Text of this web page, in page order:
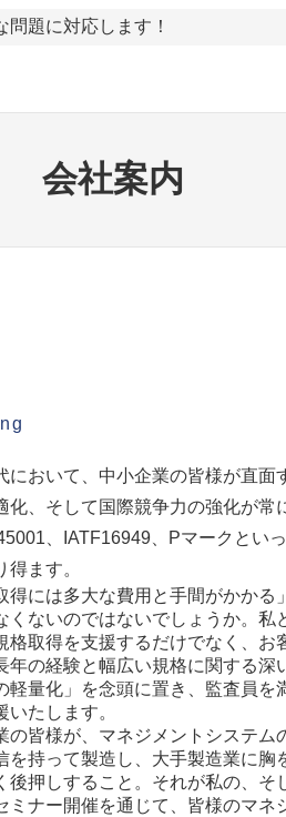
題に対応します！
会社案内
において、中小企業の皆様が直
化、そして国際競争力の強化が
、IATF16949、Pマークとい
ます。
得には多大な費用と手間がかか
くないのではないでしょうか。私
格取得を支援するだけでなく、
年の経験と幅広い規格に関する深
軽量化」を念頭に置き、監査員
いたします。
の皆様が、マネジメントシステ
を持って製造し、大手製造業に
後押しすること。それが私の、そ
ミナー開催を通じて、皆様のマ